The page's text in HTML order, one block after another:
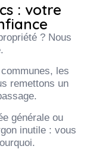
: votre
? Nous
les
remettons un
générale ou
inutile : vous